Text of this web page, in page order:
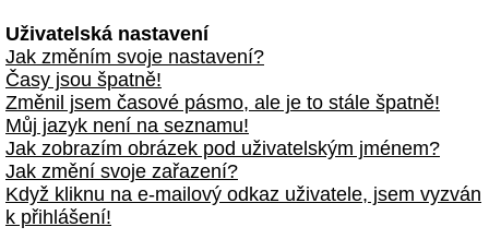
Uživatelská nastavení
Jak změním svoje nastavení?
Časy jsou špatně!
Změnil jsem časové pásmo, ale je to stále špatně!
Můj jazyk není na seznamu!
Jak zobrazím obrázek pod uživatelským jménem?
Jak změní svoje zařazení?
Když kliknu na e-mailový odkaz uživatele, jsem vyzván
k přihlášení!